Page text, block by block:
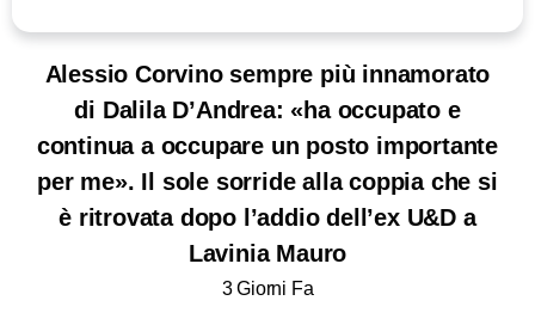
Alessio Corvino sempre più innamorato
di Dalila D’Andrea: «ha occupato e
continua a occupare un posto importante
per me». Il sole sorride alla coppia che si
è ritrovata dopo l’addio dell’ex U&D a
Lavinia Mauro
3 Giorni Fa